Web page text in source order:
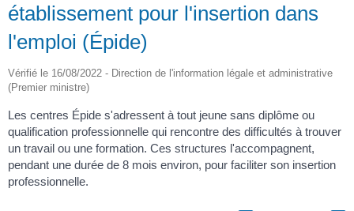
établissement pour l'insertion dans
l'emploi (Épide)
Vérifié le 16/08/2022 - Direction de l'information légale et administrative
(Premier ministre)
Les centres Épide s'adressent à tout jeune sans diplôme ou
qualification professionnelle qui rencontre des difficultés à trouver
un travail ou une formation. Ces structures l'accompagnent,
pendant une durée de 8 mois environ, pour faciliter son insertion
professionnelle.